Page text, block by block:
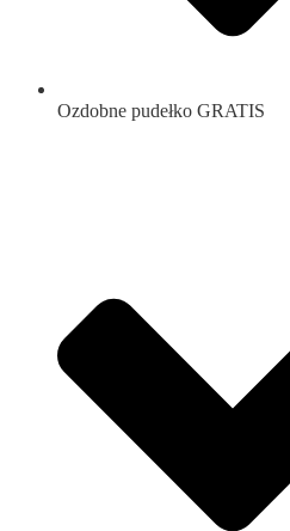
Ozdobne pudełko GRATIS